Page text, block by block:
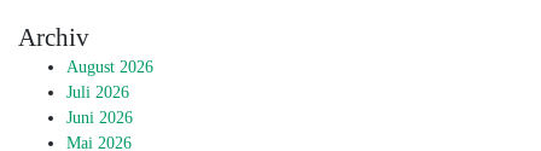
Archiv
August 2026
Juli 2026
Juni 2026
Mai 2026